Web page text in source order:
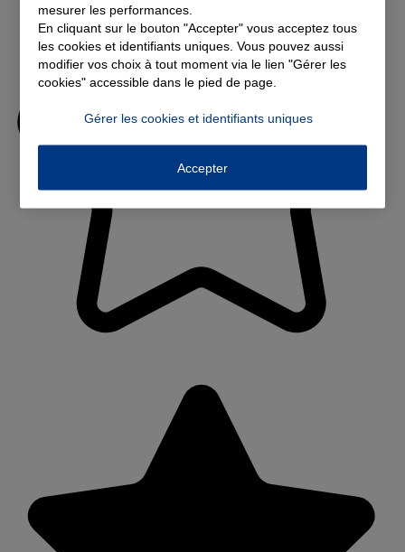
mesurer les performances.
En cliquant sur le bouton "Accepter" vous acceptez tous
les cookies et identifiants uniques. Vous pouvez aussi
modifier vos choix à tout moment via le lien "Gérer les
cookies" accessible dans le pied de page.
Gérer les cookies et identifiants uniques
Accepter